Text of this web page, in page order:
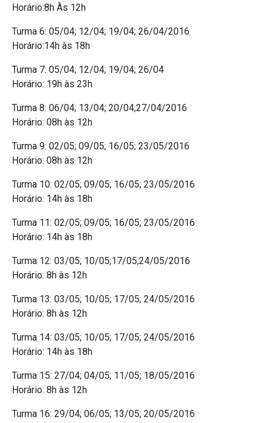
Horário:8h Às 12h
Turma 6: 05/04; 12/04; 19/04; 26/04/2016
Horário:14h às 18h
Turma 7: 05/04; 12/04; 19/04; 26/04
Horário: 19h às 23h
Turma 8: 06/04; 13/04; 20/04;27/04/2016
Horário: 08h às 12h
Turma 9: 02/05; 09/05; 16/05; 23/05/2016
Horário: 08h às 12h
Turma 10: 02/05; 09/05; 16/05; 23/05/2016
Horário: 14h às 18h
Turma 11: 02/05; 09/05; 16/05; 23/05/2016
Horário: 14h às 18h
Turma 12: 03/05; 10/05;17/05;24/05/2016
Horário: 8h às 12h
Turma 13: 03/05; 10/05; 17/05; 24/05/2016
Horário: 8h às 12h
Turma 14: 03/05; 10/05; 17/05; 24/05/2016
Horário: 14h às 18h
Turma 15: 27/04; 04/05; 11/05; 18/05/2016
Horário: 8h às 12h
Turma 16: 29/04; 06/05; 13/05; 20/05/2016